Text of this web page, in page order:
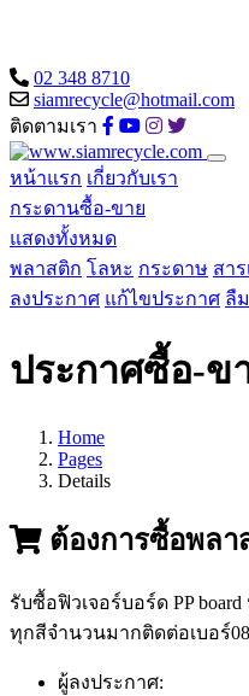
02 348 8710
siamrecycle@hotmail.com
ติดตามเรา
หน้าแรก เกี่ยวกับเรา
กระดานซื้อ-ขาย
แสดงทั้งหมด
พลาสติก โลหะ กระดาษ สา
ลงประกาศ แก้ไขประกาศ ลื
ประกาศซื้อ-ข
Home
Pages
Details
ต้องการซื้อพลา
รับซื้อฟิวเจอร์บอร์ด PP
ทุกสีจำนวนมากติดต่อเบอร์
ผู้ลงประกาศ: